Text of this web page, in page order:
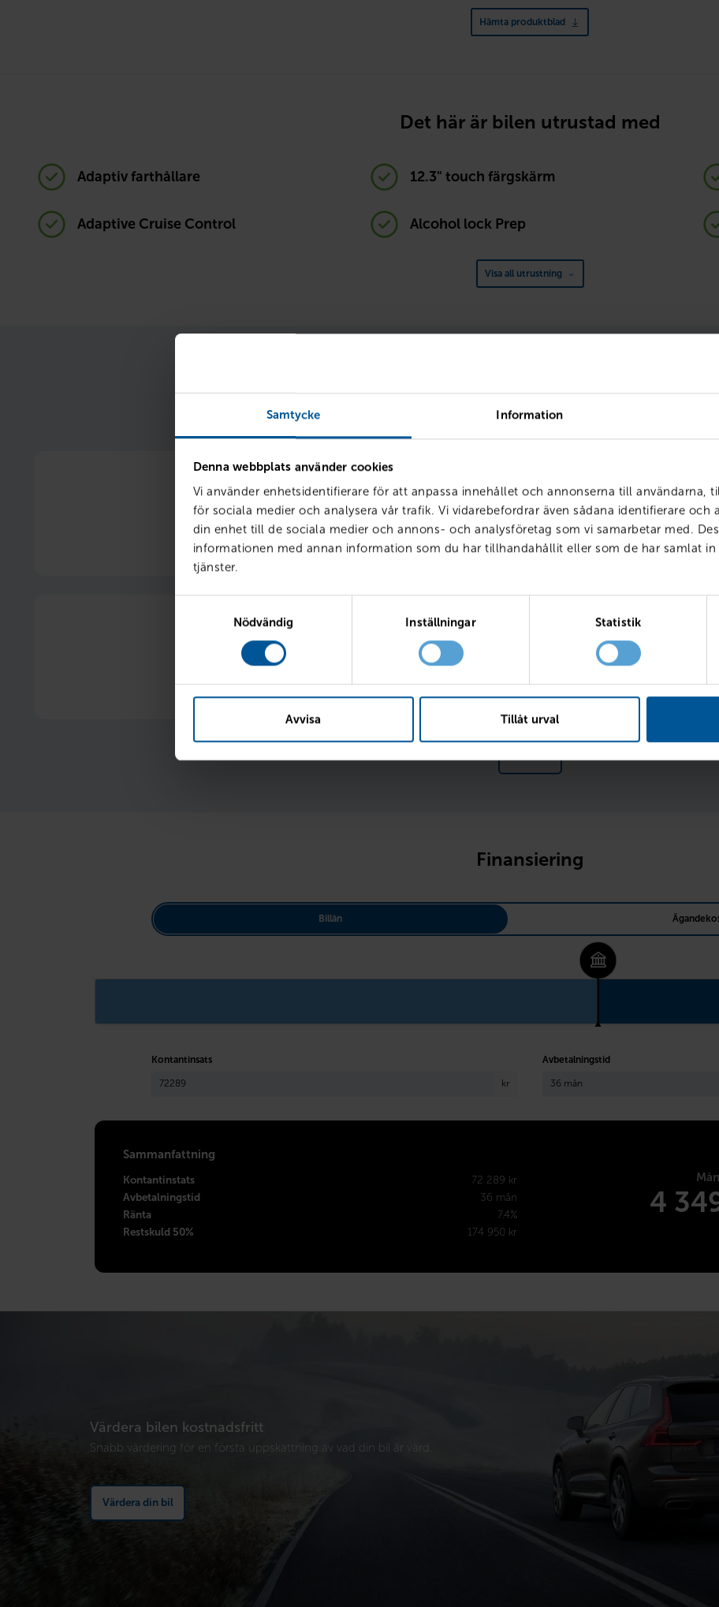
Samtycke Information
Denna webbplats använder cookies
Vi använder enhetsidentifierare för att anpassa innehållet och annonserna till användarna,
för sociala medier och analysera vår trafik. Vi vidarebefordrar även sådana identifierare och
din enhet till de sociala medier och annons- och analysföretag som vi samarbetar med.
informationen med annan information som du har tillhandahållit eller som de har samlat in
tjänster.
Nödvändig
Inställningar Statistik
Avvisa Tillåt urval
Hämta produktblad
Det här är bilen utrustad med
Adaptiv farthållare 12.3" touch färgskärm
Adaptive Cruise Control Alcohol lock Prep
Visa all utrustning
När du samlar finansiering, försäkring och service hos oss får du smarta förmåner som
enklare – och billigare. Vi kallar det att vara
Ränterabatt 1 %
1 procentenhets rabatt på vår ordinarie ränta
6
Nya eller begagnade
Finansiering
Billån
Kontantinsats
kr
Avbetalningstid
Sammanfattning
Kontantinstats
72 289 kr
Avbetalningstid
36 mån
Ränta
7.4%
Restskuld 50%
174 950 kr
4
Värdera bilen kostnadsfritt
Snabb värdering för en första uppskattning av vad din bil är värd.
Värdera din bil